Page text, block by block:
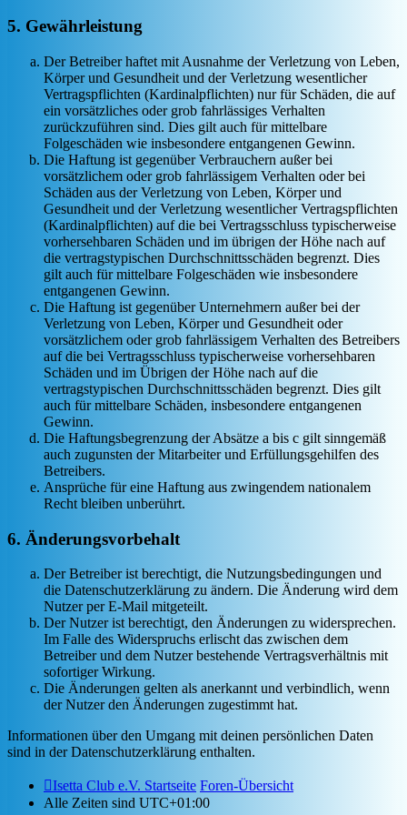
5. Gewährleistung
Der Betreiber haftet mit Ausnahme der Verletzung von Leben,
Körper und Gesundheit und der Verletzung wesentlicher
Vertragspflichten (Kardinalpflichten) nur für Schäden, die auf
ein vorsätzliches oder grob fahrlässiges Verhalten
zurückzuführen sind. Dies gilt auch für mittelbare
Folgeschäden wie insbesondere entgangenen Gewinn.
Die Haftung ist gegenüber Verbrauchern außer bei
vorsätzlichem oder grob fahrlässigem Verhalten oder bei
Schäden aus der Verletzung von Leben, Körper und
Gesundheit und der Verletzung wesentlicher Vertragspflichten
(Kardinalpflichten) auf die bei Vertragsschluss typischerweise
vorhersehbaren Schäden und im übrigen der Höhe nach auf
die vertragstypischen Durchschnittsschäden begrenzt. Dies
gilt auch für mittelbare Folgeschäden wie insbesondere
entgangenen Gewinn.
Die Haftung ist gegenüber Unternehmern außer bei der
Verletzung von Leben, Körper und Gesundheit oder
vorsätzlichem oder grob fahrlässigem Verhalten des Betreibers
auf die bei Vertragsschluss typischerweise vorhersehbaren
Schäden und im Übrigen der Höhe nach auf die
vertragstypischen Durchschnittsschäden begrenzt. Dies gilt
auch für mittelbare Schäden, insbesondere entgangenen
Gewinn.
Die Haftungsbegrenzung der Absätze a bis c gilt sinngemäß
auch zugunsten der Mitarbeiter und Erfüllungsgehilfen des
Betreibers.
Ansprüche für eine Haftung aus zwingendem nationalem
Recht bleiben unberührt.
6. Änderungsvorbehalt
Der Betreiber ist berechtigt, die Nutzungsbedingungen und
die Datenschutzerklärung zu ändern. Die Änderung wird dem
Nutzer per E-Mail mitgeteilt.
Der Nutzer ist berechtigt, den Änderungen zu widersprechen.
Im Falle des Widerspruchs erlischt das zwischen dem
Betreiber und dem Nutzer bestehende Vertragsverhältnis mit
sofortiger Wirkung.
Die Änderungen gelten als anerkannt und verbindlich, wenn
der Nutzer den Änderungen zugestimmt hat.
Informationen über den Umgang mit deinen persönlichen Daten
sind in der Datenschutzerklärung enthalten.
Isetta Club e.V. Startseite Foren-Übersicht
Alle Zeiten sind UTC+01:00